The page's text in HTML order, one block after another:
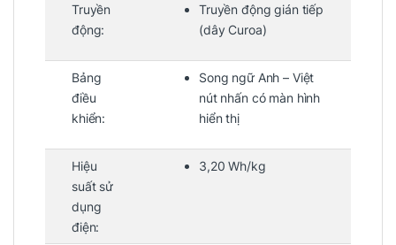
Truyền
động:
Truyền động gián tiếp
(dây Curoa)
Bảng
điều
khiển:
Song ngữ Anh – Việt
nút nhấn có màn hình
hiển thị
Hiệu
suất sử
dụng
điện:
3,20 Wh/kg